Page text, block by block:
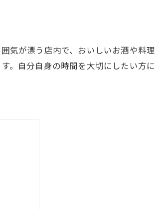
気が漂う店内で、おいしいお酒や料
。自分自身の時間を大切にしたい方